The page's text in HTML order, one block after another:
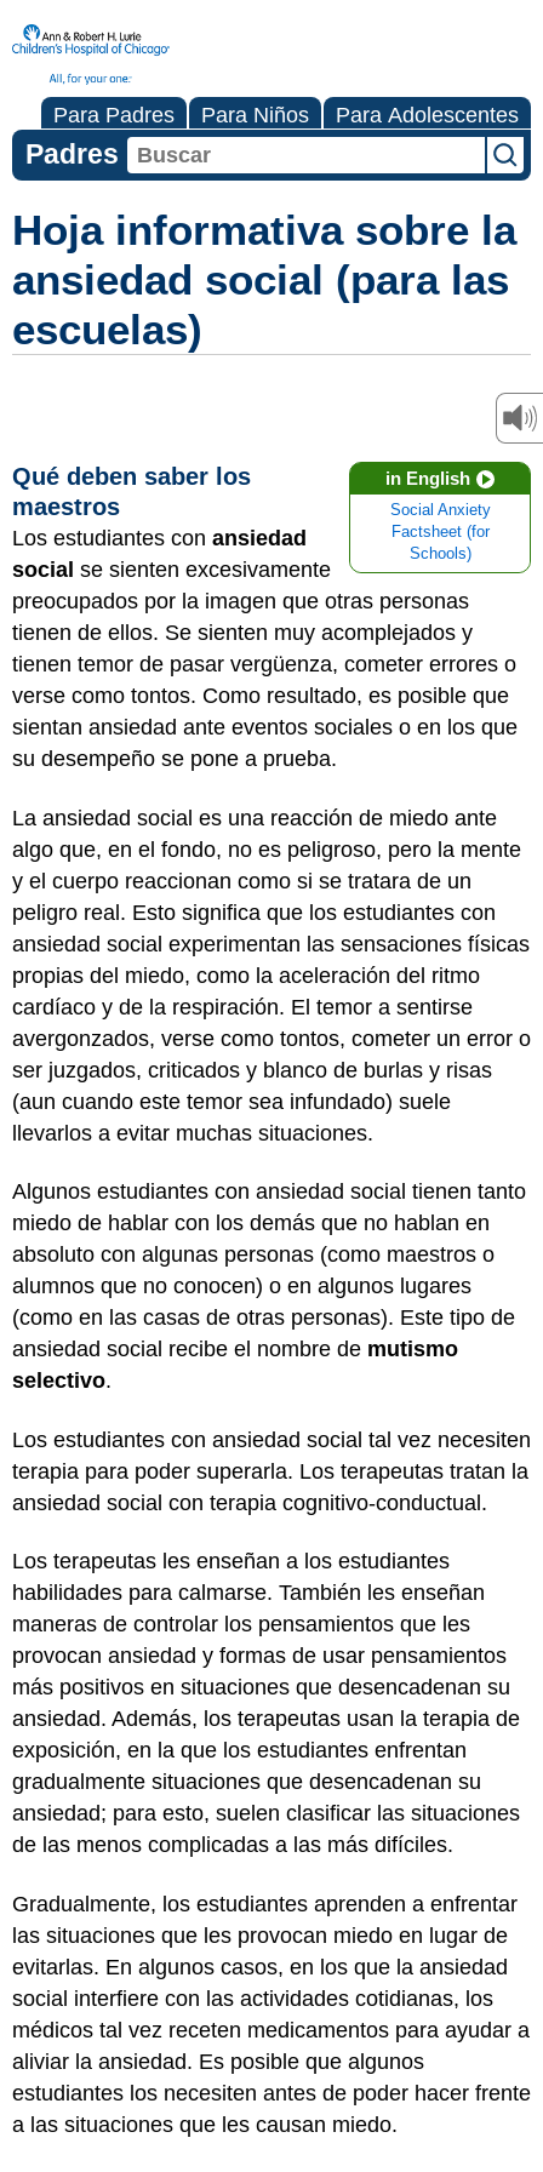
Para Padres Para Niños Para Adolescentes
Padres
Hoja informativa sobre la
ansiedad social (para las
escuelas)
in English
Social Anxiety
Factsheet (for
Schools)
Qué deben saber los
maestros
Los estudiantes con ansiedad
social se sienten excesivamente
preocupados por la imagen que otras personas
tienen de ellos. Se sienten muy acomplejados y
tienen temor de pasar vergüenza, cometer errores o
verse como tontos. Como resultado, es posible que
sientan ansiedad ante eventos sociales o en los que
su desempeño se pone a prueba.
La ansiedad social es una reacción de miedo ante
algo que, en el fondo, no es peligroso, pero la mente
y el cuerpo reaccionan como si se tratara de un
peligro real. Esto significa que los estudiantes con
ansiedad social experimentan las sensaciones físicas
propias del miedo, como la aceleración del ritmo
cardíaco y de la respiración. El temor a sentirse
avergonzados, verse como tontos, cometer un error o
ser juzgados, criticados y blanco de burlas y risas
(aun cuando este temor sea infundado) suele
llevarlos a evitar muchas situaciones.
Algunos estudiantes con ansiedad social tienen tanto
miedo de hablar con los demás que no hablan en
absoluto con algunas personas (como maestros o
alumnos que no conocen) o en algunos lugares
(como en las casas de otras personas). Este tipo de
ansiedad social recibe el nombre de mutismo
selectivo.
Los estudiantes con ansiedad social tal vez necesiten
terapia para poder superarla. Los terapeutas tratan la
ansiedad social con terapia cognitivo-conductual.
Los terapeutas les enseñan a los estudiantes
habilidades para calmarse. También les enseñan
maneras de controlar los pensamientos que les
provocan ansiedad y formas de usar pensamientos
más positivos en situaciones que desencadenan su
ansiedad. Además, los terapeutas usan la terapia de
exposición, en la que los estudiantes enfrentan
gradualmente situaciones que desencadenan su
ansiedad; para esto, suelen clasificar las situaciones
de las menos complicadas a las más difíciles.
Gradualmente, los estudiantes aprenden a enfrentar
las situaciones que les provocan miedo en lugar de
evitarlas. En algunos casos, en los que la ansiedad
social interfiere con las actividades cotidianas, los
médicos tal vez receten medicamentos para ayudar a
aliviar la ansiedad. Es posible que algunos
estudiantes los necesiten antes de poder hacer frente
a las situaciones que les causan miedo.